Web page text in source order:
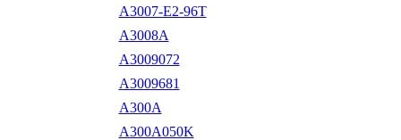
A3007-E2-96T
A3008A
A3009072
A3009681
A300A
A300A050K